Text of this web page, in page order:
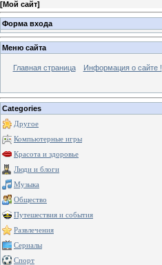
[Мой сайт]
Форма входа
Меню сайта
Главная страница Информация о сайте !
Categories
Другое
Компьютерные игры
Красота и здоровье
Люди и блоги
Музыка
Общество
Путешествия и события
Развлечения
Сериалы
Спорт